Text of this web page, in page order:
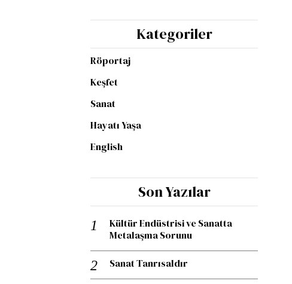
Kategoriler
Röportaj
Keşfet
Sanat
Hayatı Yaşa
English
Son Yazılar
Kültür Endüstrisi ve Sanatta
Metalaşma Sorunu
Sanat Tanrısaldır